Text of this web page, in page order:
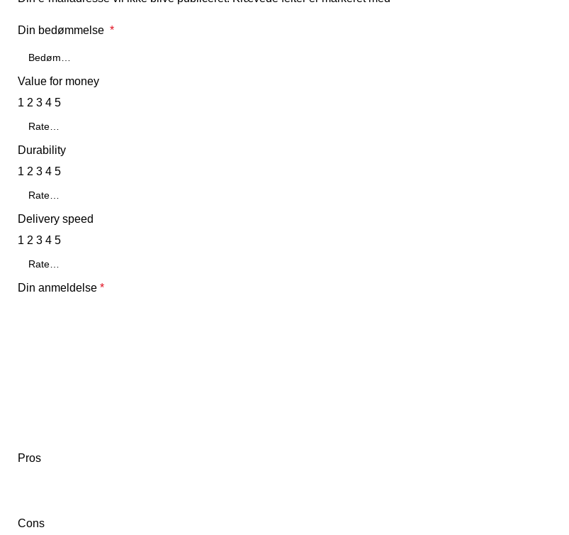
Din bedømmelse *
Value for money
1 2 3 4 5
Durability
1 2 3 4 5
Delivery speed
1 2 3 4 5
Din anmeldelse *
Pros
Cons